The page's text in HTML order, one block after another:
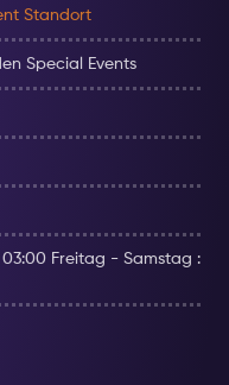
Standort
Special Events
Freitag - Samstag :